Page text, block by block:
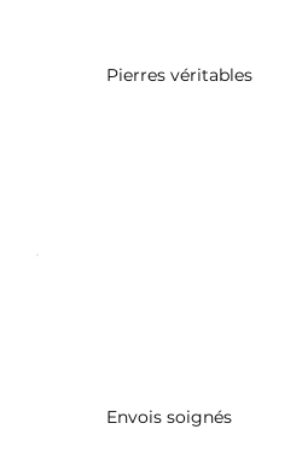
Pierres véritables
Envois soignés